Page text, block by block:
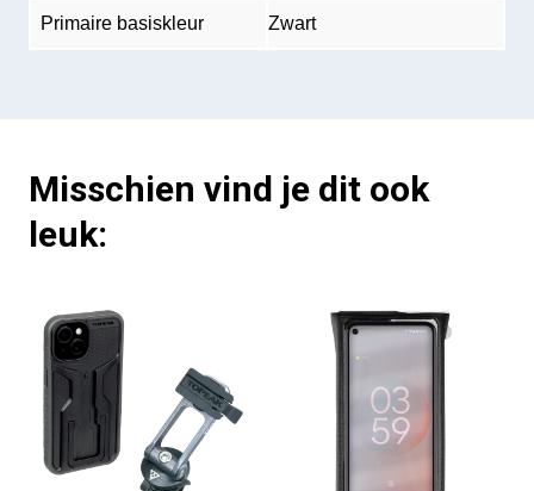
Primaire basiskleur Zwart
Misschien vind je dit ook
leuk: